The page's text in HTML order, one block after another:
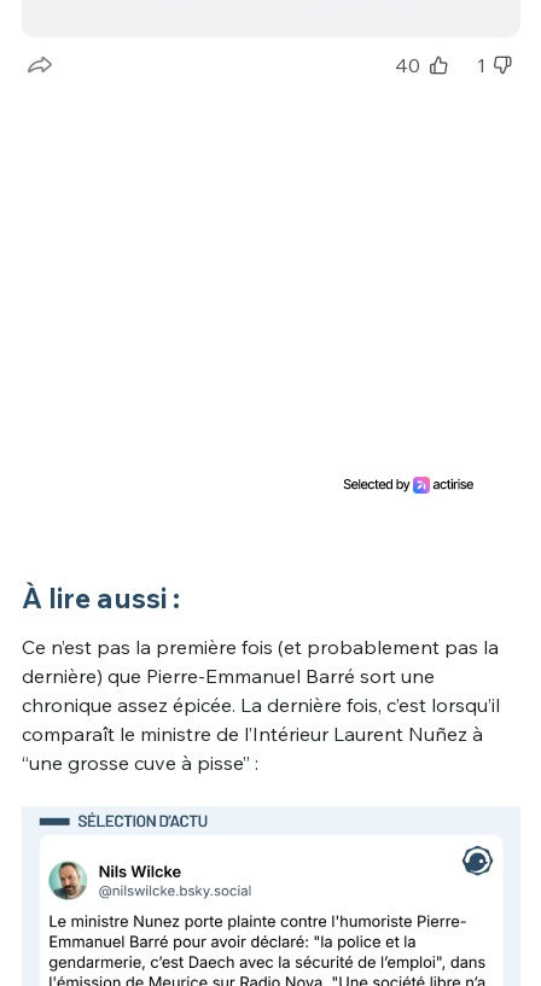
40 1
À lire aussi :
Ce n’est pas la première fois (et probablement pas la
dernière) que Pierre-Emmanuel Barré sort une
chronique assez épicée. La dernière fois, c’est lorsqu’il
comparaît le ministre de l’Intérieur Laurent Nuñez à
“une grosse cuve à pisse” :